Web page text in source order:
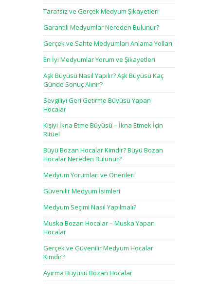
Tarafsız ve Gerçek Medyum Şikayetleri
Garantili Medyumlar Nereden Bulunur?
Gerçek ve Sahte Medyumları Anlama Yolları
En İyi Medyumlar Yorum ve Şikayetleri
Aşk Büyüsü Nasıl Yapılır? Aşk Büyüsü Kaç
Günde Sonuç Alınır?
Sevgiliyi Geri Getirme Büyüsü Yapan
Hocalar
Kişiyi İkna Etme Büyüsü – İkna Etmek İçin
Ritüel
Büyü Bozan Hocalar Kimdir? Büyü Bozan
Hocalar Nereden Bulunur?
Medyum Yorumları ve Önerileri
Güvenilir Medyum İsimleri
Medyum Seçimi Nasıl Yapılmalı?
Muska Bozan Hocalar – Muska Yapan
Hocalar
Gerçek ve Güvenilir Medyum Hocalar
Kimdir?
Ayırma Büyüsü Bozan Hocalar